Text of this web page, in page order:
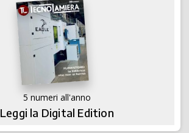
5 numeri all'anno
Leggi la Digital Edition